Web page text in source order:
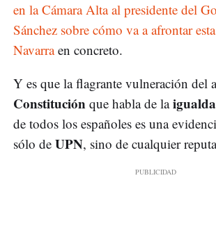
en la Cámara Alta al presidente del
Sánchez sobre cómo va a afrontar
Navarraen concreto.
Y es que la flagrante vulneración del
Constitución que habla de la
de todos los españoles es una
sólo de UPN, sino de cualquier